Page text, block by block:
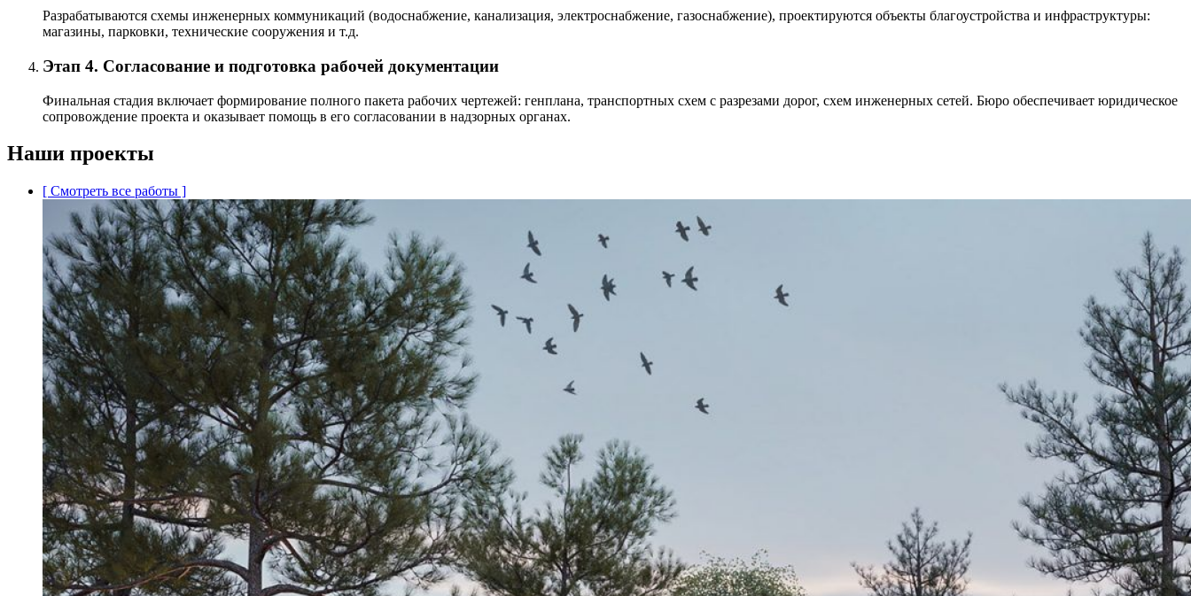
Разрабатываются схемы инженерных коммуникаций (водоснабжение, канализация, электроснабжение, газоснабжение), проектируются объекты благоустройства и инфраструктуры:
магазины, парковки, технические сооружения и т.д.
Этап 4. Согласование и подготовка рабочей документации
Финальная стадия включает формирование полного пакета рабочих чертежей: генплана, транспортных схем с разрезами дорог, схем инженерных сетей. Бюро обеспечивает юридическое
сопровождение проекта и оказывает помощь в его согласовании в надзорных органах.
Наши проекты
[ Смотреть все работы ]